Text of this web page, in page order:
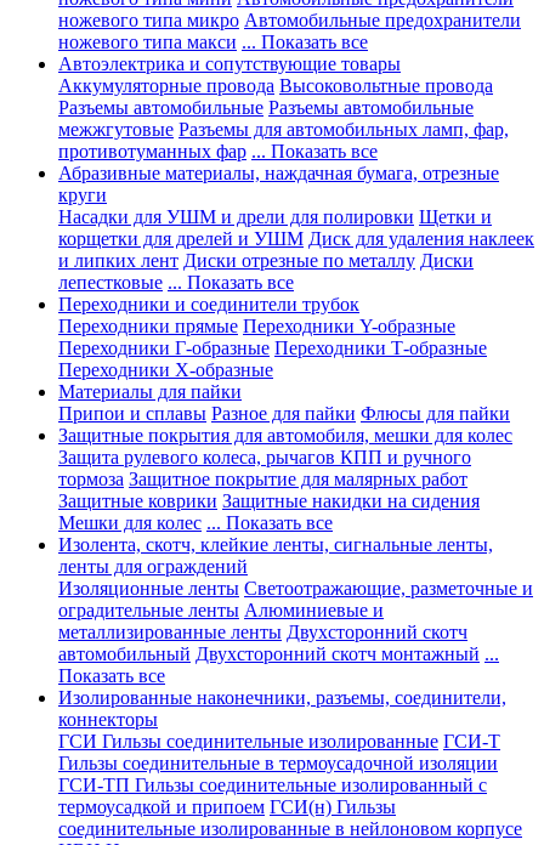
ножевого типа микро Автомобильные предохранители
ножевого типа макси ... Показать все
Автоэлектрика и сопутствующие товары
Аккумуляторные провода Высоковольтные провода
Разъемы автомобильные Разъемы автомобильные
межжгутовые Разъемы для автомобильных ламп, фар,
противотуманных фар ... Показать все
Абразивные материалы, наждачная бумага, отрезные
круги
Насадки для УШМ и дрели для полировки Щетки и
корщетки для дрелей и УШМ Диск для удаления наклеек
и липких лент Диски отрезные по металлу Диски
лепестковые ... Показать все
Переходники и соединители трубок
Переходники прямые Переходники Y-образные
Переходники Г-образные Переходники Т-образные
Переходники Х-образные
Материалы для пайки
Припои и сплавы Разное для пайки Флюсы для пайки
Защитные покрытия для автомобиля, мешки для колес
Защита рулевого колеса, рычагов КПП и ручного
тормоза Защитное покрытие для малярных работ
Защитные коврики Защитные накидки на сидения
Мешки для колес ... Показать все
Изолента, скотч, клейкие ленты, сигнальные ленты,
ленты для ограждений
Изоляционные ленты Светоотражающие, разметочные и
оградительные ленты Алюминиевые и
металлизированные ленты Двухсторонний скотч
автомобильный Двухсторонний скотч монтажный ...
Показать все
Изолированные наконечники, разъемы, соединители,
коннекторы
ГСИ Гильзы соединительные изолированные ГСИ-Т
Гильзы соединительные в термоусадочной изоляции
ГСИ-ТП Гильзы соединительные изолированный с
термоусадкой и припоем ГСИ(н) Гильзы
соединительные изолированные в нейлоновом корпусе